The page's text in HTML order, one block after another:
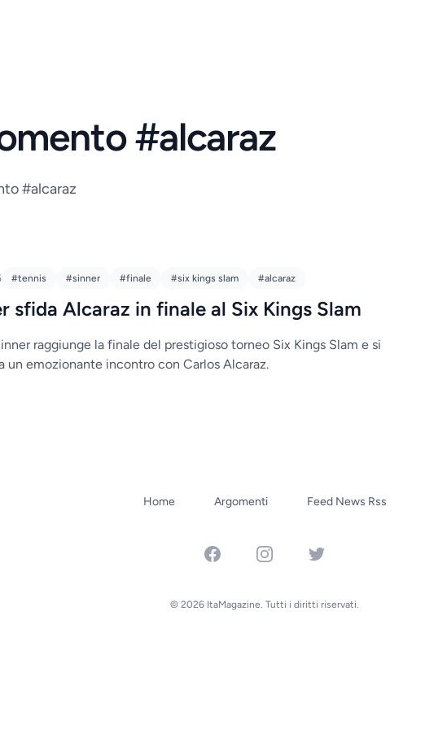
#alcaraz
#alcaraz
#tennis #sinner #finale #six kings slam #alcaraz
sfida Alcaraz in finale al Six Kings Slam
raggiunge la finale del prestigioso torneo Six Kings Slam e si
un emozionante incontro con Carlos Alcaraz.
Home Argomenti Feed News Rss
FacebookInstagramTwitter
© 2026 ItaMagazine. Tutti i diritti riservati.